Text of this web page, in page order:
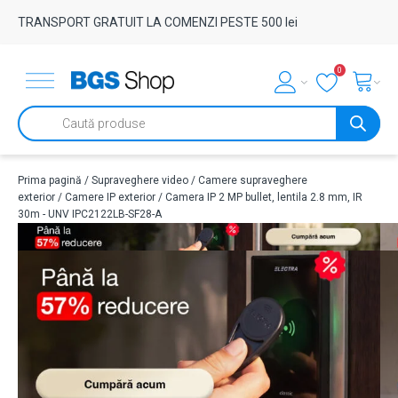
TRANSPORT GRATUIT LA COMENZI PESTE 500 lei
0
Products
search
Prima pagină / Supraveghere video / Camere supraveghere
exterior / Camere IP exterior / Camera IP 2 MP bullet, lentila 2.8 mm, IR
30m - UNV IPC2122LB-SF28-A